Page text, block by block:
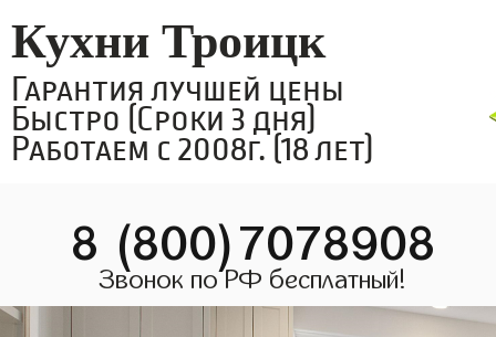
Кухни Троицк
Гарантия лучшей цены
Быстро (Сроки 3 дня)
Работаем с 2008г. (18 лет)
8 (800)7078908
Звонок по РФ бесплатный!